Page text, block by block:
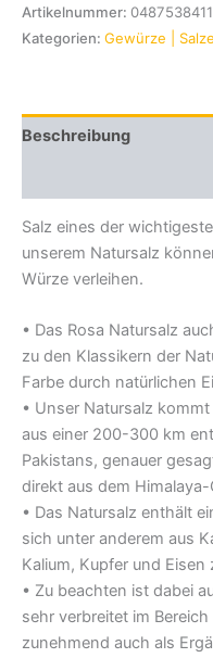
Menge
Artikelnummer:
Kategorien: Gewürze | Salze
Beschreibung
Salz eines der
unserem Natursalz
Würze verleihen.
• Das Rosa Natursalz
zu den Klassikern der
Farbe durch natürlichen
• Unser Natursalz
aus einer 200-300 km
Pakistans, genauer
direkt aus dem Himalaya-
• Das Natursalz enthält
sich unter anderem aus
Kalium, Kupfer und
• Zu beachten ist dabei
sehr verbreitet im
zunehmend auch als